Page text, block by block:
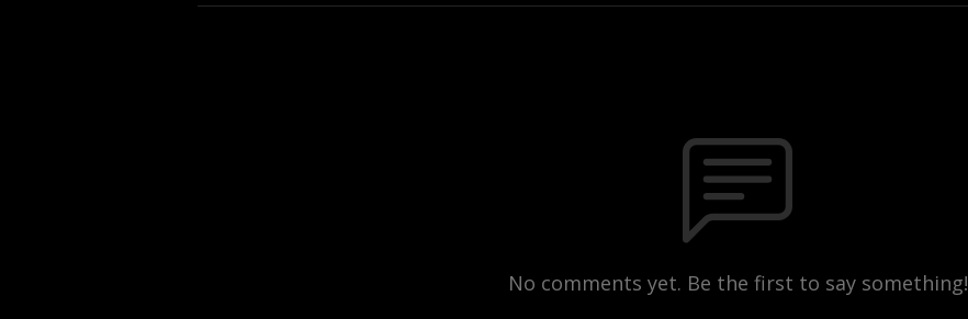
No comments yet. Be the first to say something!